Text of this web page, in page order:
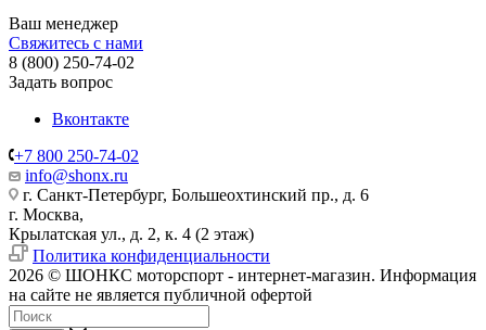
Ваш менеджер
Свяжитесь с нами
8 (800) 250-74-02
Задать вопрос
Вконтакте
+7 800 250-74-02
info@shonx.ru
г. Санкт-Петербург, Большеохтинский пр., д. 6
г. Москва,
Крылатская ул., д. 2, к. 4 (2 этаж)
Политика конфиденциальности
2026 © ШОНКС моторспорт - интернет-магазин. Информация
на сайте не является публичной офертой